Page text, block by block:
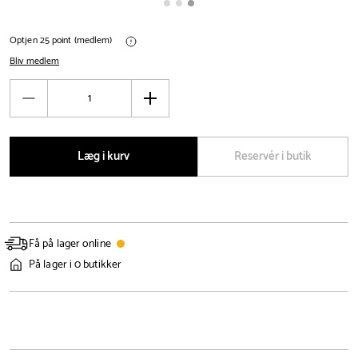
Optjen 25 point (medlem)
Bliv medlem
Antal
Øg
Læg i kurv
Reservér i butik
Få på lager online
På lager i 0 butikker